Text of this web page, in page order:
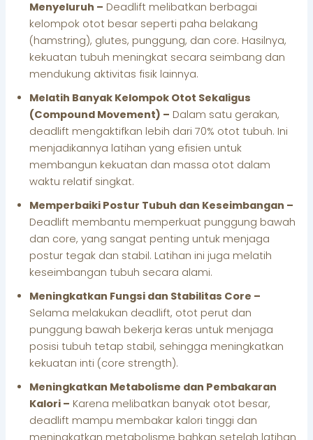
Menyeluruh – Deadlift melibatkan berbagai
kelompok otot besar seperti paha belakang
(hamstring), glutes, punggung, dan core. Hasilnya,
kekuatan tubuh meningkat secara seimbang dan
mendukung aktivitas fisik lainnya.
Melatih Banyak Kelompok Otot Sekaligus
(Compound Movement) – Dalam satu gerakan,
deadlift mengaktifkan lebih dari 70% otot tubuh. Ini
menjadikannya latihan yang efisien untuk
membangun kekuatan dan massa otot dalam
waktu relatif singkat.
Memperbaiki Postur Tubuh dan Keseimbangan –
Deadlift membantu memperkuat punggung bawah
dan core, yang sangat penting untuk menjaga
postur tegak dan stabil. Latihan ini juga melatih
keseimbangan tubuh secara alami.
Meningkatkan Fungsi dan Stabilitas Core –
Selama melakukan deadlift, otot perut dan
punggung bawah bekerja keras untuk menjaga
posisi tubuh tetap stabil, sehingga meningkatkan
kekuatan inti (core strength).
Meningkatkan Metabolisme dan Pembakaran
Kalori – Karena melibatkan banyak otot besar,
deadlift mampu membakar kalori tinggi dan
meningkatkan metabolisme bahkan setelah latihan